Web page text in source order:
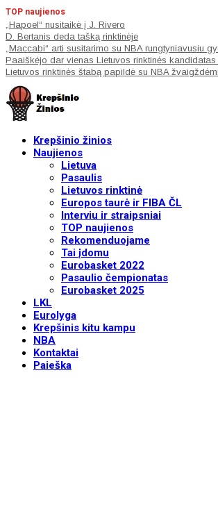
TOP naujienos
„Hapoel“ nusitaikė į J. Rivero
D. Bertanis deda tašką rinktinėje
„Maccabi“ arti susitarimo su NBA rungtyniavusiu
Paaiškėjo dar vienas Lietuvos rinktinės
Lietuvos rinktinės štabą papildė su NBA
Krepšinio žinios
Naujienos
Lietuva
Pasaulis
Lietuvos rinktinė
Europos taurė ir FIBA ČL
Interviu ir straipsniai
TOP naujienos
Rekomenduojame
Tai įdomu
Eurobasket 2022
Pasaulio čempionatas
Eurobasket 2025
LKL
Eurolyga
Krepšinis kitu kampu
NBA
Kontaktai
Paieška